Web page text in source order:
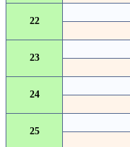
22
23
24
25